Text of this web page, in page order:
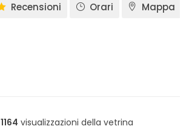
Recensioni Orari Mappa
1164 visualizzazioni della vetrina